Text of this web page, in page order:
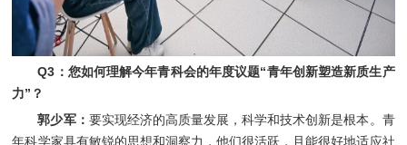
Q3：您如何理解今年青科会的年度议题“青年创新塑造新质生产
力”？
郭少军： 要实现经济的高质量发展，科学和技术创新是根本。青
年科学家具有敏锐的思想和洞察力，他们很活跃，且能很好地适应社